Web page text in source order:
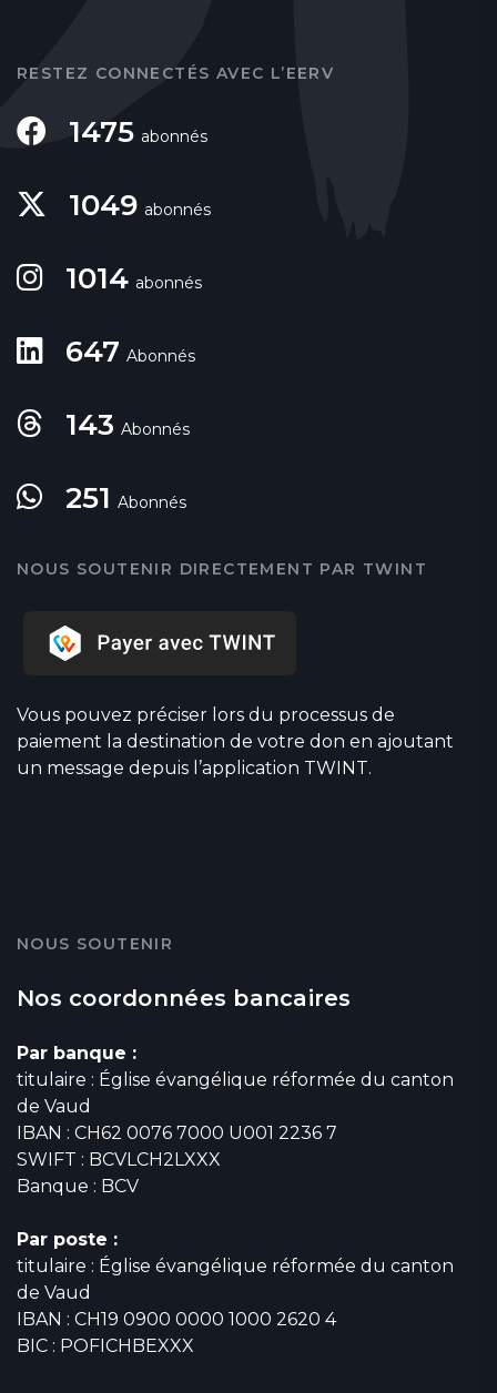
RESTEZ CONNECTÉS AVEC L’EERV
1475 abonnés
1049 abonnés
1014 abonnés
647 Abonnés
143 Abonnés
251 Abonnés
NOUS SOUTENIR DIRECTEMENT PAR TWINT
Vous pouvez préciser lors du processus de
paiement la destination de votre don en ajoutant
un message depuis l’application TWINT.
NOUS SOUTENIR
Nos coordonnées bancaires
Par banque :
titulaire : Église évangélique réformée du canton
de Vaud
IBAN : CH62 0076 7000 U001 2236 7
SWIFT : BCVLCH2LXXX
Banque : BCV
Par poste :
titulaire : Église évangélique réformée du canton
de Vaud
IBAN : CH19 0900 0000 1000 2620 4
BIC : POFICHBEXXX